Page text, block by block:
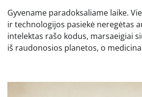
Gyvename paradoksaliame laike.
ir technologijos pasiekė neregėtas
intelektas rašo kodus, marsaeigiai
iš raudonosios planetos, o